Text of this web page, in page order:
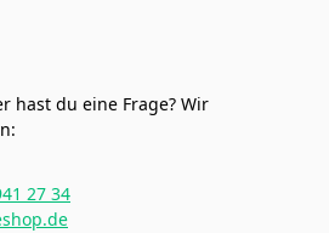
hast du eine Frage? Wir
27 34